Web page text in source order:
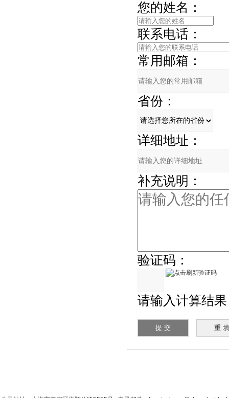
您的姓名：
联系电话：
常用邮箱：
省份：
详细地址：
补充说明：
验证码：
请输入计算结果（